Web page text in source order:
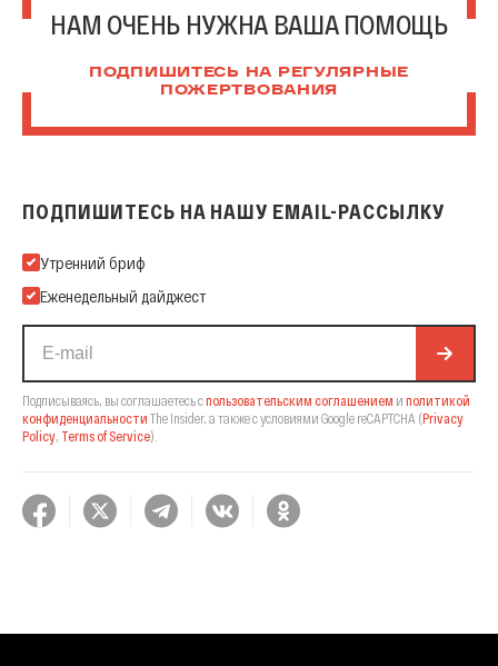
НАМ ОЧЕНЬ НУЖНА ВАША ПОМОЩЬ
ПОДПИШИТЕСЬ НА РЕГУЛЯРНЫЕ
ПОЖЕРТВОВАНИЯ
ПОДПИШИТЕСЬ НА НАШУ EMAIL-РАССЫЛКУ
Подпишитесь на нашу Email-рассылку
Утренний бриф
Еженедельный дайджест
Подписываясь, вы соглашаетесь спользовательским соглашением и политикой
конфиденциальности The Insider, а также с условиями Google reCAPTCHA (Privacy
Policy, Terms of Service).